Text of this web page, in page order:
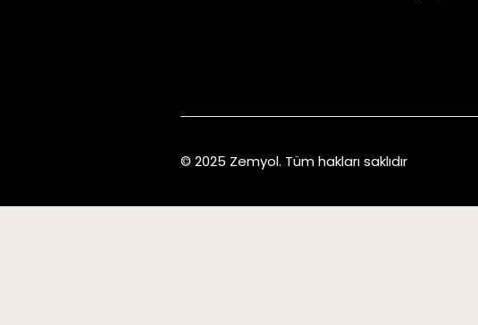
© 2025 Zemyol. Tüm hakları saklıdır